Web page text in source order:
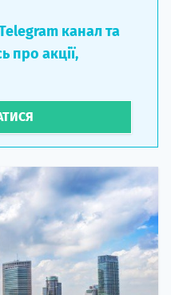
канал та
про акції,